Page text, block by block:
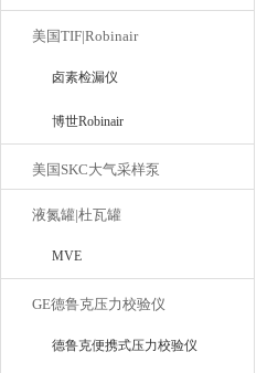
美国TIF|Robinair
卤素检漏仪
博世Robinair
美国SKC大气采样泵
液氮罐|杜瓦罐
MVE
GE德鲁克压力校验仪
德鲁克便携式压力校验仪